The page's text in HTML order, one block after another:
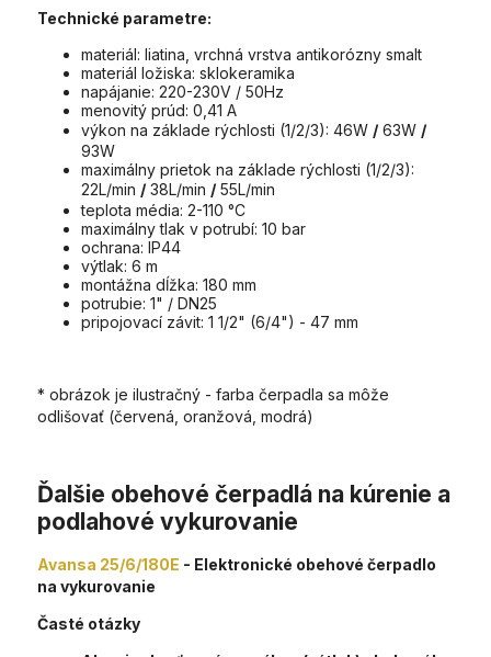
Technické parametre:
materiál: liatina, vrchná vrstva antikorózny smalt
materiál ložiska: sklokeramika
napájanie: 220-230V / 50Hz
menovitý prúd: 0,41 A
výkon na základe rýchlosti (1/2/3): 46W / 63W /
93W
maximálny prietok na základe rýchlosti (1/2/3):
22L/min / 38L/min / 55L/min
teplota média: 2-110 °C
maximálny tlak v potrubí: 10 bar
ochrana: IP44
výtlak: 6 m
montážna dĺžka: 180 mm
potrubie: 1" / DN25
pripojovací závit: 1 1/2" (6/4") - 47 mm
* obrázok je ilustračný - farba čerpadla sa môže
odlišovať (červená, oranžová, modrá)
Ďalšie obehové čerpadlá na kúrenie a
podlahové vykurovanie
Avansa 25/6/180E - Elektronické obehové čerpadlo
na vykurovanie
Časté otázky